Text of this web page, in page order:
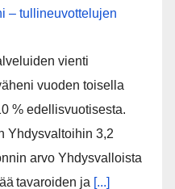
– tullineuvottelujen
vienti
vuoden toisella
% edellisvuotisesta.
Yhdysvaltoihin 3,2
arvo Yhdysvalloista
tavaroiden ja [...]